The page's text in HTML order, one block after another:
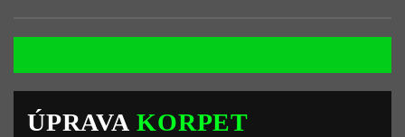
ÚPRAVAKORPET